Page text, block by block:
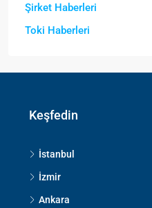
Şirket Haberleri
Toki Haberleri
Keşfedin
İstanbul
İzmir
Ankara